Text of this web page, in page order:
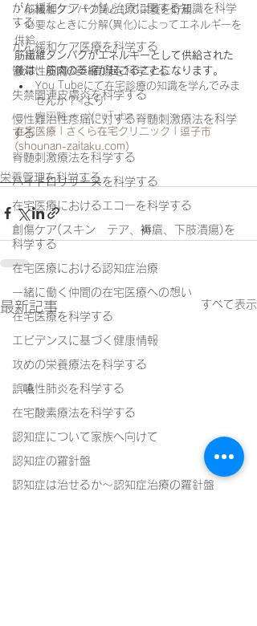
がん緩和ケア＋がん治療に関する知識を科学
する
がん緩和ケア医療を科学する
鬱滞性皮膚炎・潰瘍を科学する
失禁関連皮膚炎を科学する
慢性難治性疼痛に対する脊髄刺激療法を科学
する
脊髄刺激療法を科学する
ハイドロリリースを科学する
在宅医療におけるエコーを科学する
創傷ケア(スキン テア、褥瘡、下肢潰瘍)を
科学する
在宅医療における認知症治療
一緒に働く仲間の在宅医療への想い
在宅医療を科学する
エビデンスに基づく健康情報
攻めの栄養療法を科学する
誤嚥性肺炎を科学する
在宅酸素療法を科学する
認知症について家族へ向けて
認知症の羅針盤
認知症は治せるか～認知症治療の羅針盤
・筋繊維タンパク質として栄養を貯蔵
・必要なときに分解(異化)によってエネルギーを
供給
筋繊維タンパクがエネルギーとして供給された
後は、筋肉の萎縮が起こることになります。
You Tubeにて在宅診療の知識を学んでみま
せんか？☟より
内田賢一 - YouTube
在宅医療 | さくら在宅クリニック | 逗子市
(shounan-zaitaku.com)
栄養管理を科学する
最新記事 すべて表示